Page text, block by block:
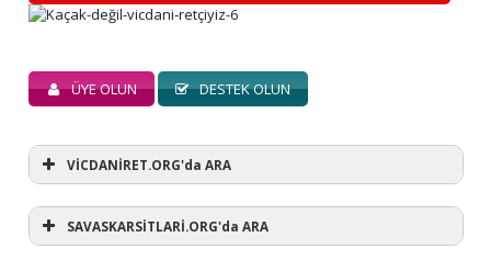
ÜYE OLUN DESTEK OLUN
VİCDANİRET.ORG'da ARA
SAVASKARSİTLARİ.ORG'da ARA